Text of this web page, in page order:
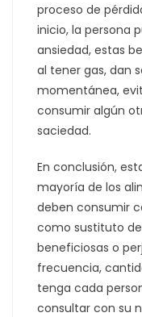
proceso de
inicio, la persona
ansiedad, estas
al tener gas, dan
momentánea,
consumir algún
saciedad.
En conclusión,
mayoría de los
deben consumir
como sustituto
beneficiosas o
frecuencia,
tenga cada
consultar con su